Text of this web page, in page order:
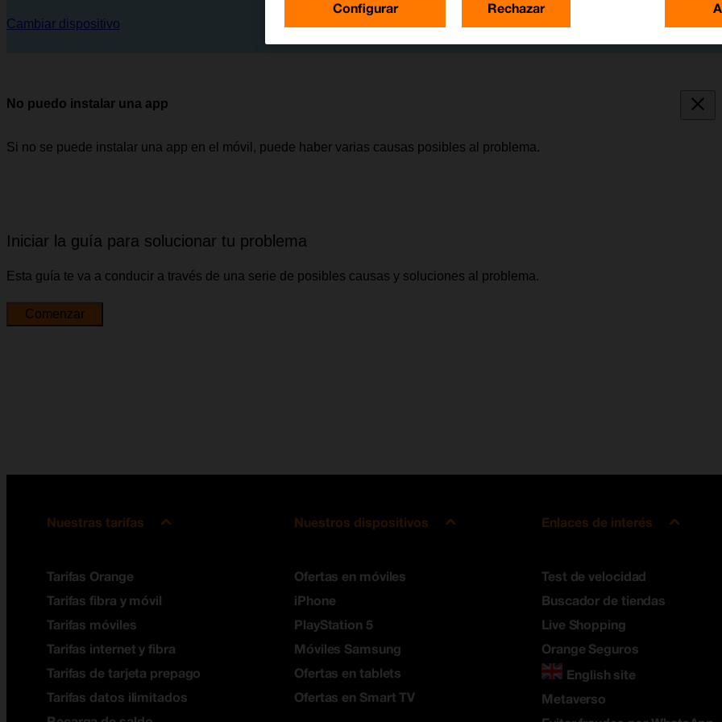
Cambiar dispositivo
No puedo instalar una app
Si no se puede instalar una app en el móvil, puede haber varias causas posibles al problema.
Iniciar la guía para solucionar tu problema
Esta guía te va a conducir a través de una serie de posibles causas y soluciones al problema.
Comenzar
Nuestras tarifas
Tarifas Orange
Tarifas fibra y móvil
Tarifas móviles
Tarifas internet y fibra
Tarifas de tarjeta prepago
Tarifas datos ilimitados
Nuestros dispositivos
Ofertas en móviles
iPhone
PlayStation 5
Móviles Samsung
Ofertas en tablets
Ofertas en Smart TV
Enlaces de interés
Test de velocidad
Buscador de tiendas
Live Shopping
Orange Seguros
English site
Metaverso
Configurar Rechazar